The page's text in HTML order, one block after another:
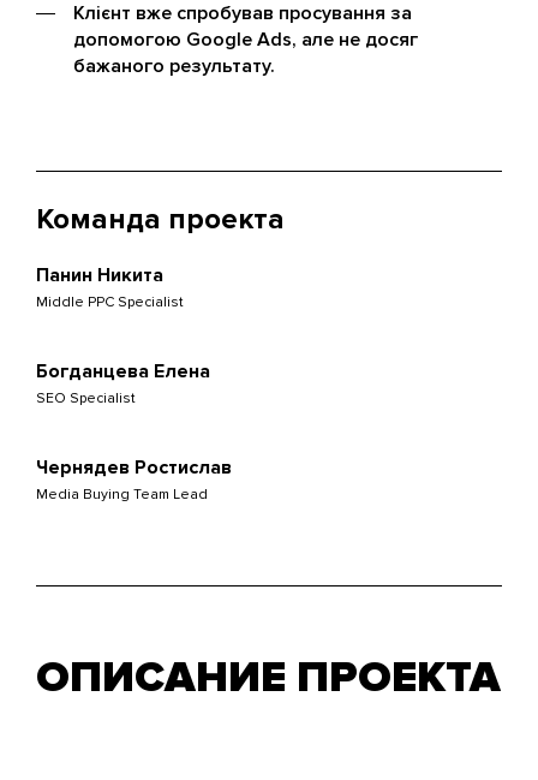
Клієнт вже спробував просування за
допомогою Google Ads, але не досяг
бажаного результату.
Команда проекта
Панин Никита
Middle PPC Specialist
Богданцева Елена
SEO Specialist
Чернядев Ростислав
Media Buying Team Lead
ОПИСАНИЕ ПРОЕКТА